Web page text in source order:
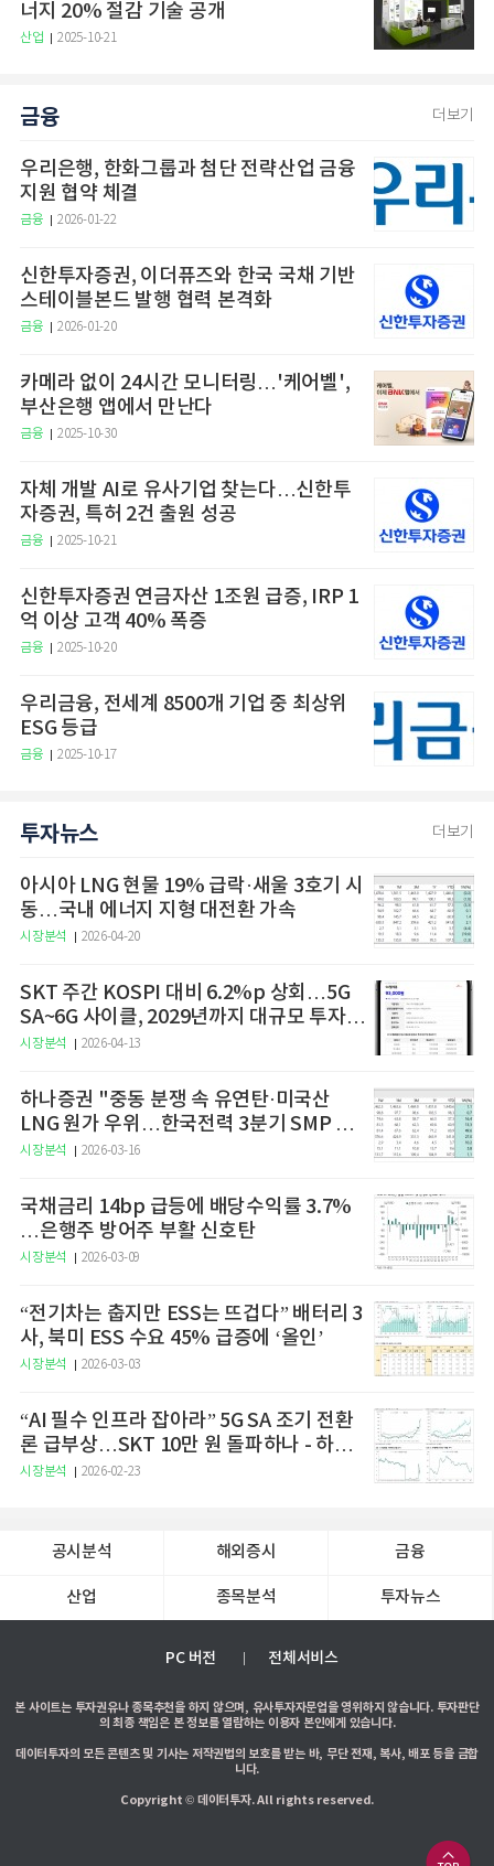
너지 20% 절감 기술 공개
산업 2025-10-21
금융 더보기
우리은행, 한화그룹과 첨단 전략산업 금융
지원 협약 체결
금융 2026-01-22
신한투자증권, 이더퓨즈와 한국 국채 기반
스테이블본드 발행 협력 본격화
금융 2026-01-20
카메라 없이 24시간 모니터링…'케어벨',
부산은행 앱에서 만난다
금융 2025-10-30
자체 개발 AI로 유사기업 찾는다…신한투
자증권, 특허 2건 출원 성공
금융 2025-10-21
신한투자증권 연금자산 1조원 급증, IRP 1
억 이상 고객 40% 폭증
금융 2025-10-20
우리금융, 전세계 8500개 기업 중 최상위
ESG 등급
금융 2025-10-17
투자뉴스 더보기
아시아 LNG 현물 19% 급락·새울 3호기 시
동…국내 에너지 지형 대전환 가속
시장분석 2026-04-20
SKT 주간 KOSPI 대비 6.2%p 상회…5G
SA~6G 사이클, 2029년까지 대규모 투자
예고
시장분석 2026-04-13
하나증권 "중동 분쟁 속 유연탄·미국산
LNG 원가 우위…한국전력 3분기 SMP 상
승 전망"
시장분석 2026-03-16
국채금리 14bp 급등에 배당수익률 3.7%
…은행주 방어주 부활 신호탄
시장분석 2026-03-09
“전기차는 춥지만 ESS는 뜨겁다” 배터리 3
사, 북미 ESS 수요 45% 급증에 ‘올인’
시장분석 2026-03-03
“AI 필수 인프라 잡아라” 5G SA 조기 전환
론 급부상…SKT 10만 원 돌파하나 - 하나
증권
시장분석 2026-02-23
공시분석 해외증시 금융
산업 종목분석 투자뉴스
PC 버전 전체서비스
본 사이트는 투자권유나 종목추천을 하지 않으며, 유사투자자문업을 영위하지 않습니다. 투자판단
의 최종 책임은 본 정보를 열람하는 이용자 본인에게 있습니다.
데이터투자의 모든 콘텐츠 및 기사는 저작권법의 보호를 받는 바, 무단 전재, 복사, 배포 등을 금합
니다.
Copyright © 데이터투자. All rights reserved.